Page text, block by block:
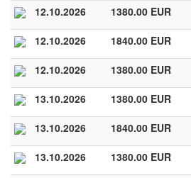
12.10.2026 1380.00 EUR
12.10.2026 1840.00 EUR
12.10.2026 1380.00 EUR
13.10.2026 1380.00 EUR
13.10.2026 1840.00 EUR
13.10.2026 1380.00 EUR